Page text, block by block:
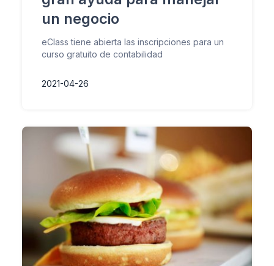
un negocio
eClass tiene abierta las inscripciones para un
curso gratuito de contabilidad
2021-04-26